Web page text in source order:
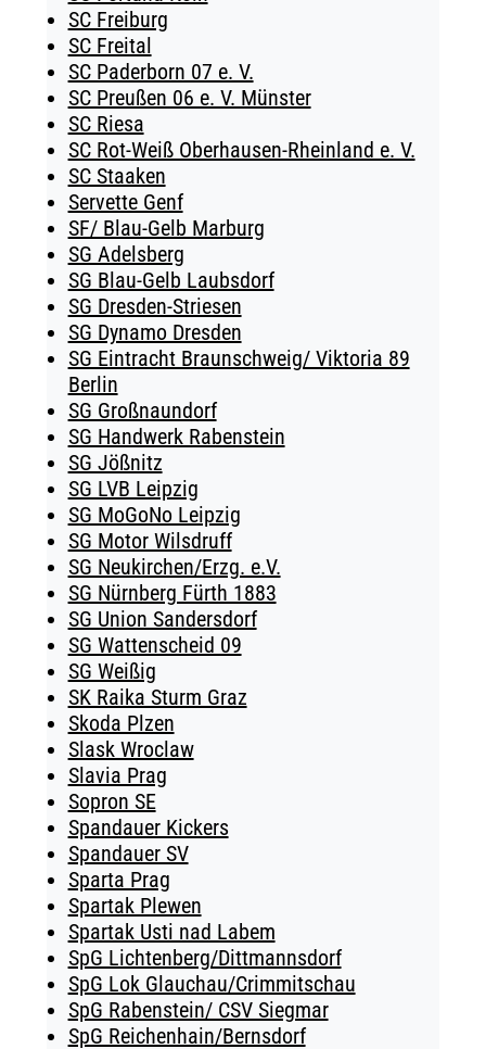
SC Freiburg
SC Freital
SC Paderborn 07 e. V.
SC Preußen 06 e. V. Münster
SC Riesa
SC Rot-Weiß Oberhausen-Rheinland e. V.
SC Staaken
Servette Genf
SF/ Blau-Gelb Marburg
SG Adelsberg
SG Blau-Gelb Laubsdorf
SG Dresden-Striesen
SG Dynamo Dresden
SG Eintracht Braunschweig/ Viktoria 89
Berlin
SG Großnaundorf
SG Handwerk Rabenstein
SG Jößnitz
SG LVB Leipzig
SG MoGoNo Leipzig
SG Motor Wilsdruff
SG Neukirchen/Erzg. e.V.
SG Nürnberg Fürth 1883
SG Union Sandersdorf
SG Wattenscheid 09
SG Weißig
SK Raika Sturm Graz
Skoda Plzen
Slask Wroclaw
Slavia Prag
Sopron SE
Spandauer Kickers
Spandauer SV
Sparta Prag
Spartak Plewen
Spartak Usti nad Labem
SpG Lichtenberg/Dittmannsdorf
SpG Lok Glauchau/Crimmitschau
SpG Rabenstein/ CSV Siegmar
SpG Reichenhain/Bernsdorf